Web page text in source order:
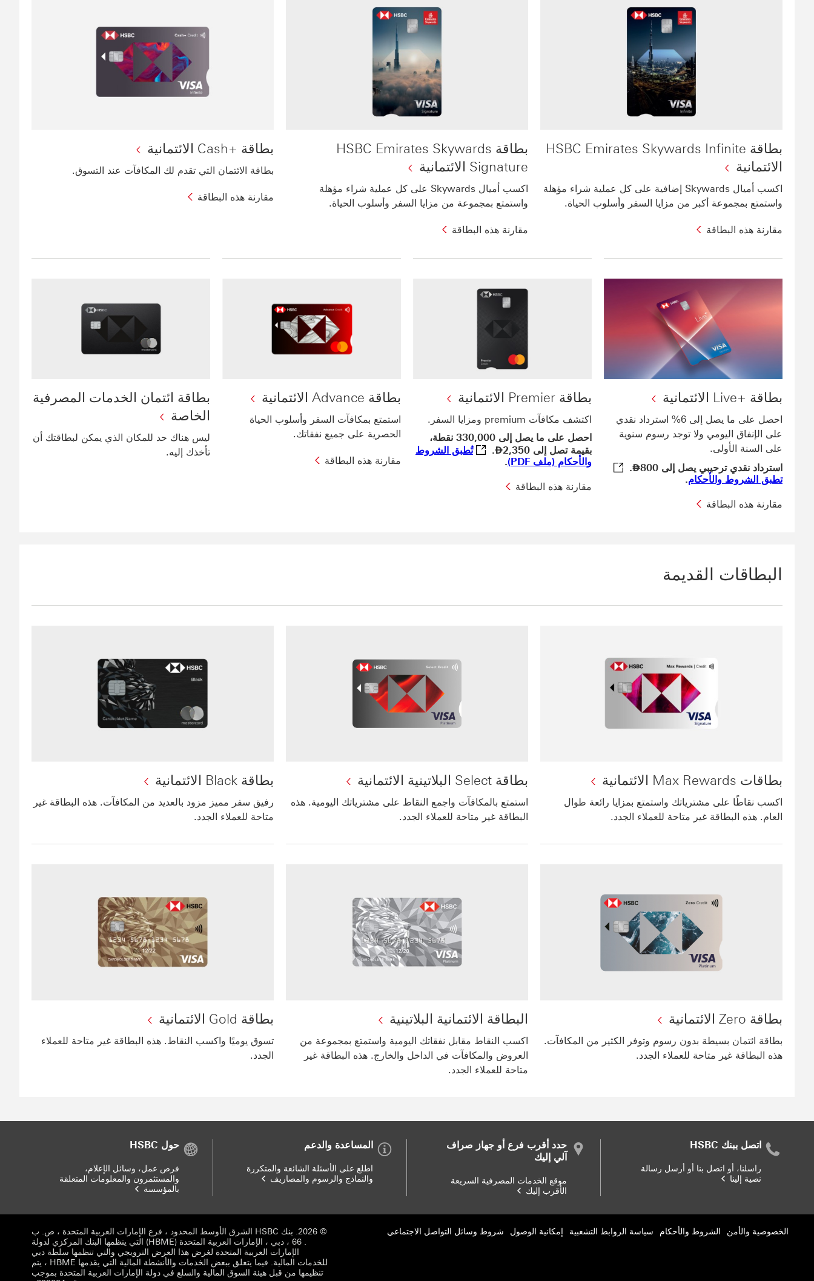
بطاقة HSBC Emirates Skywards Infinite
الائتمانية
اكسب أميال Skywards إضافية على كل عملية شراء مؤهلة
واستمتع بمجموعة أكبر من مزايا السفر وأسلوب الحياة.
مقارنة هذه البطاقة
بطاقة HSBC Emirates Skywards
Signature الائتمانية
اكسب أميال Skywards على كل عملية شراء مؤهلة
واستمتع بمجموعة من مزايا السفر وأسلوب الحياة.
مقارنة هذه البطاقة
بطاقة +Cash الائتمانية
بطاقة الائتمان التي تقدم لك المكافآت عند التسوق.
مقارنة هذه البطاقة
بطاقة +Live الائتمانية
احصل على ما يصل إلى 6% استرداد نقدي
على الإنفاق اليومي ولا توجد رسوم سنوية
على السنة الأولى.
استرداد نقدي ترحيبي يصل إلى 800
⃃
Dirham
.
تطبق الشروط والأحكامتطبق الشروط والأحكام سيتم فتح هذا الرابط في نافذة جديدة.
مقارنة هذه البطاقة
بطاقة Premier الائتمانية
اكتشف مكافآت premium ومزايا السفر.
احصل على ما يصل إلى 330,000 نقطة،
بقيمة تصل إلى 2,350
⃃
Dirham
.
تُطبق الشروط
والأحكام (ملف PDF)
تُطبق الشروط والأحكام (ملف PDF) سيتم فتح هذا الرابط في نافذة جديدة.
مقارنة هذه البطاقة
بطاقة Advance الائتمانية
استمتع بمكافآت السفر وأسلوب الحياة
الحصرية على جميع نفقاتك.
مقارنة هذه البطاقة
بطاقة ائتمان الخدمات المصرفية
الخاصة
ليس هناك حد للمكان الذي يمكن لبطاقتك أن
تأخذك إليه.
البطاقات القديمة
بطاقات Max Rewards الائتمانية
اكسب نقاطًا على مشترياتك واستمتع بمزايا رائعة طوال
العام. هذه البطاقة غير متاحة للعملاء الجدد.
بطاقة Select البلاتينية الائتمانية
استمتع بالمكافآت واجمع النقاط على مشترياتك اليومية. هذه
البطاقة غير متاحة للعملاء الجدد.
بطاقة Black الائتمانية
رفيق سفر مميز مزود بالعديد من المكافآت. هذه البطاقة غير
متاحة للعملاء الجدد.
بطاقة Zero الائتمانية
بطاقة ائتمان بسيطة بدون رسوم وتوفر الكثير من المكافآت.
هذه البطاقة غير متاحة للعملاء الجدد.
البطاقة الائتمانية البلاتينية
اكسب النقاط مقابل نفقاتك اليومية واستمتع بمجموعة من
العروض والمكافآت في الداخل والخارج. هذه البطاقة غير
متاحة للعملاء الجدد.
بطاقة Gold الائتمانية
تسوق يوميًا واكسب النقاط. هذه البطاقة غير متاحة للعملاء
الجدد.
اتصل ببنك HSBC
راسلنا، أو اتصل بنا أو أرسل رسالة
نصية إلينا
حدد أقرب فرع أو جهاز صراف
آلي إليك
موقع الخدمات المصرفية السريعة
الأقرب إليك
المساعدة والدعم
اطلع على الأسئلة الشائعة والمتكررة
والنماذج والرسوم والمصاريف
حول HSBC
فرص عمل، وسائل الإعلام،
والمستثمرون والمعلومات المتعلقة
بالمؤسسة
الخصوصية والأمن الشروط والأحكام سياسة الروابط التشعبية إمكانية الوصول شروط وسائل التواصل الاجتماعي
© 2026. بنك HSBC الشرق الأوسط المحدود ، فرع الإمارات العربية المتحدة ، ص. ب
. 66 ، دبي ، الإمارات العربية المتحدة (HBME) التي ينظمها البنك المركزي لدولة
الإمارات العربية المتحدة لغرض هذا العرض الترويجي والتي تنظمها سلطة دبي
للخدمات المالية. فيما يتعلق ببعض الخدمات والأنشطة المالية التي يقدمها HBME ، يتم
تنظيمها من قبل هيئة السوق المالية والسلع في دولة الإمارات العربية المتحدة بموجب